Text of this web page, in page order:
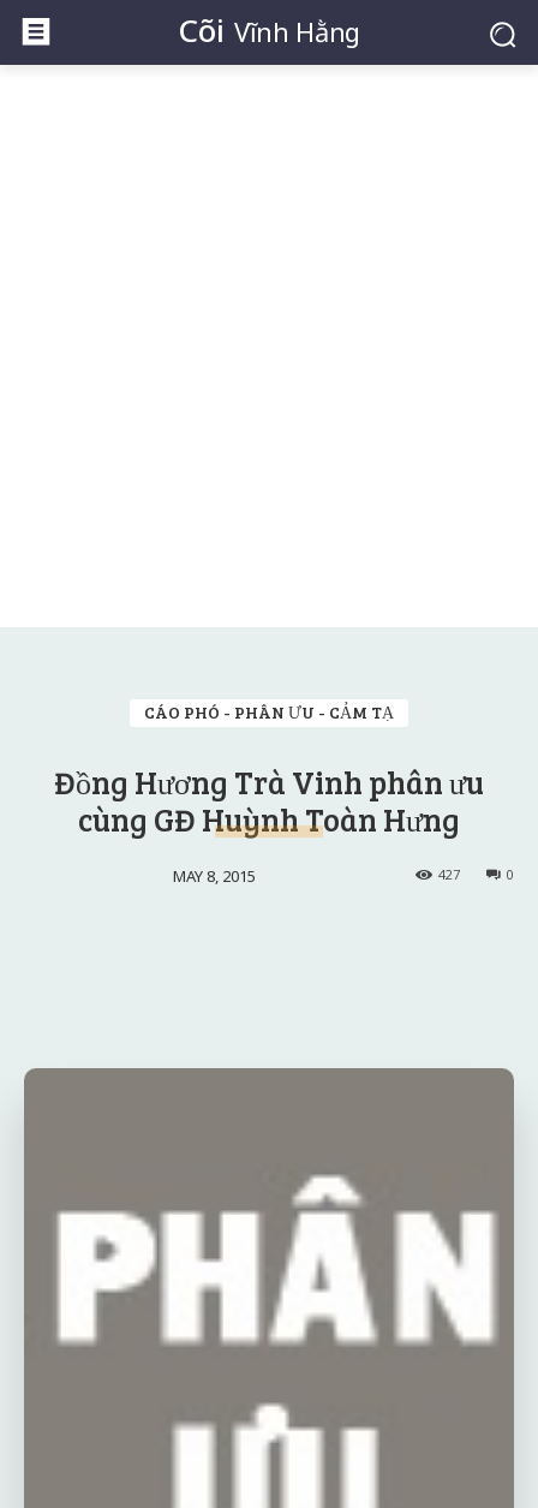
Cõi Vĩnh Hằng
CÁO PHÓ - PHÂN ƯU - CẢM TẠ
Đồng Hương Trà Vinh phân ưu
cùng GĐ Huỳnh Toàn Hưng
MAY 8, 2015 0
427